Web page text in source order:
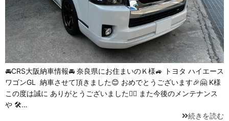
🚘CRS大阪納車情報🚘 奈良県にお住まいのＫ様🚙 トヨタ ハイエース⁡
ワゴンGL 納車させて頂きました😊 おめでとうございます🎉🤗 K様
この度は誠に ありがとうございました🙇‍♂️ また今後のメンテナンス
や 🛠…
続きを読む